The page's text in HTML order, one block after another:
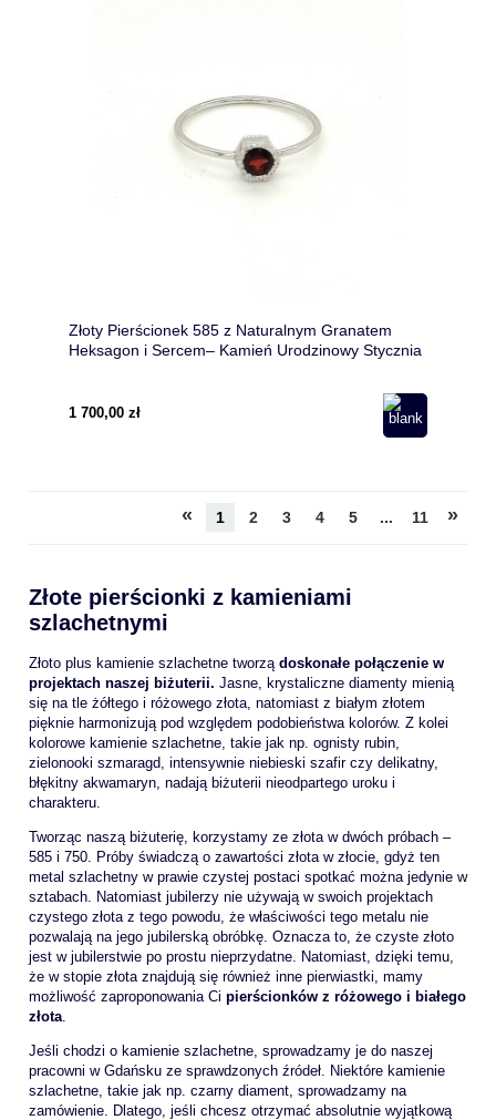
Złoty Pierścionek 585 z Naturalnym Granatem
Heksagon i Sercem– Kamień Urodzinowy Stycznia
1 700,00 zł
« 1 2 3 4 5 ... 11 »
Złote pierścionki z kamieniami
szlachetnymi
Złoto plus kamienie szlachetne tworzą doskonałe połączenie w
projektach naszej biżuterii. Jasne, krystaliczne diamenty mienią
się na tle żółtego i różowego złota, natomiast z białym złotem
pięknie harmonizują pod względem podobieństwa kolorów. Z kolei
kolorowe kamienie szlachetne, takie jak np. ognisty rubin,
zielonooki szmaragd, intensywnie niebieski szafir czy delikatny,
błękitny akwamaryn, nadają biżuterii nieodpartego uroku i
charakteru.
Tworząc naszą biżuterię, korzystamy ze złota w dwóch próbach –
585 i 750. Próby świadczą o zawartości złota w złocie, gdyż ten
metal szlachetny w prawie czystej postaci spotkać można jedynie w
sztabach. Natomiast jubilerzy nie używają w swoich projektach
czystego złota z tego powodu, że właściwości tego metalu nie
pozwalają na jego jubilerską obróbkę. Oznacza to, że czyste złoto
jest w jubilerstwie po prostu nieprzydatne. Natomiast, dzięki temu,
że w stopie złota znajdują się również inne pierwiastki, mamy
możliwość zaproponowania Ci pierścionków z różowego i białego
złota
Jeśli chodzi o kamienie szlachetne, sprowadzamy je do naszej
pracowni w Gdańsku ze sprawdzonych źródeł. Niektóre kamienie
szlachetne, takie jak np. czarny diament, sprowadzamy na
zamówienie. Dlatego, jeśli chcesz otrzymać absolutnie wyjątkową